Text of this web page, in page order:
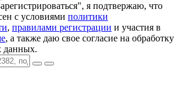
я подтвержаю, что
с условиями политики
, правилами регистрации и участия в
, а также даю свое согласие на обработку
данных.